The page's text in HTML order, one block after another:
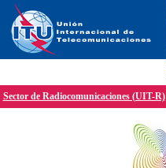
Sector de Radiocomunicaciones (UIT-R)